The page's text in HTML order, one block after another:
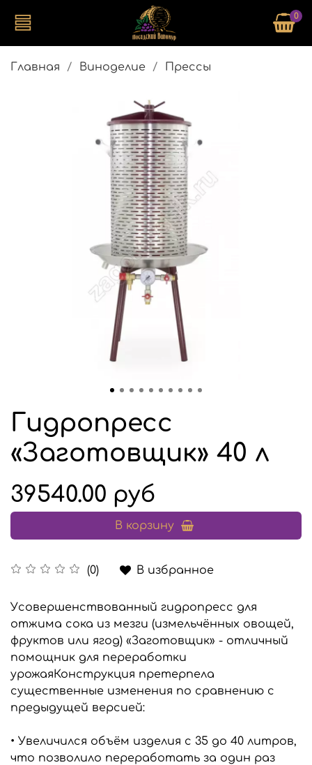
0
Главная Виноделие Прессы
Гидропресс
«Заготовщик» 40 л
(0) В избранное
39540.00 руб
В корзину
Усовершенствованный гидропресс для
отжима сока из мезги (измельчённых овощей,
фруктов или ягод) «Заготовщик» - отличный
помощник для переработки
урожаяКонструкция претерпела
существенные изменения по сравнению с
предыдущей версией:
• Увеличился объём изделия с 35 до 40 литров,
что позволило переработать за один раз